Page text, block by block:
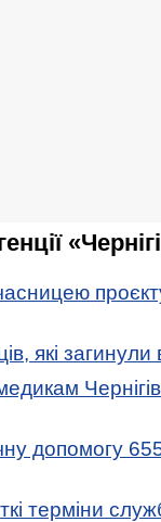
які загинули
допомогу
терміни